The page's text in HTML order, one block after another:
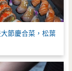
節慶合菜，松葉